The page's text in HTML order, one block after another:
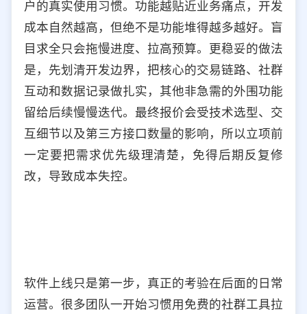
户的真实使用习惯。功能越贴近业务痛点，开发
成本自然越高，但绝不是功能堆得越多越好。盲
目求全只会拖慢进度、拉高预算。更稳妥的做法
是，先划清开发边界，把核心的交易链路、社群
互动和数据记录做扎实，其他非急需的外围功能
留给后续慢慢迭代。最终报价会受技术选型、交
互细节以及第三方接口数量的影响，所以立项前
一定要把需求优先级理清楚，免得后期反复修
改，导致成本失控。
软件上线只是第一步，真正的考验在后面的日常
运营。很多团队一开始习惯用免费的社群工具拉